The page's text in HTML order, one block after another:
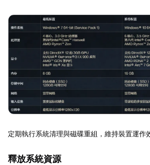
定期執行系統清理與磁碟重組，維持裝置運作
釋放系統資源